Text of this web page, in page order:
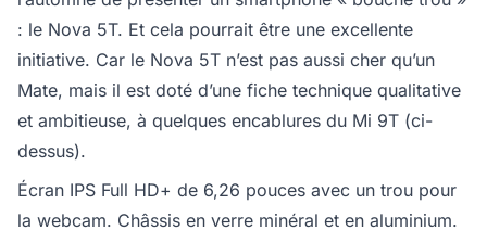
: le Nova 5T. Et cela pourrait être une excellente
initiative. Car le Nova 5T n’est pas aussi cher qu’un
Mate, mais il est doté d’une fiche technique qualitative
et ambitieuse, à quelques encablures du Mi 9T (ci-
dessus).
Écran IPS Full HD+ de 6,26 pouces avec un trou pour
la webcam. Châssis en verre minéral et en aluminium.